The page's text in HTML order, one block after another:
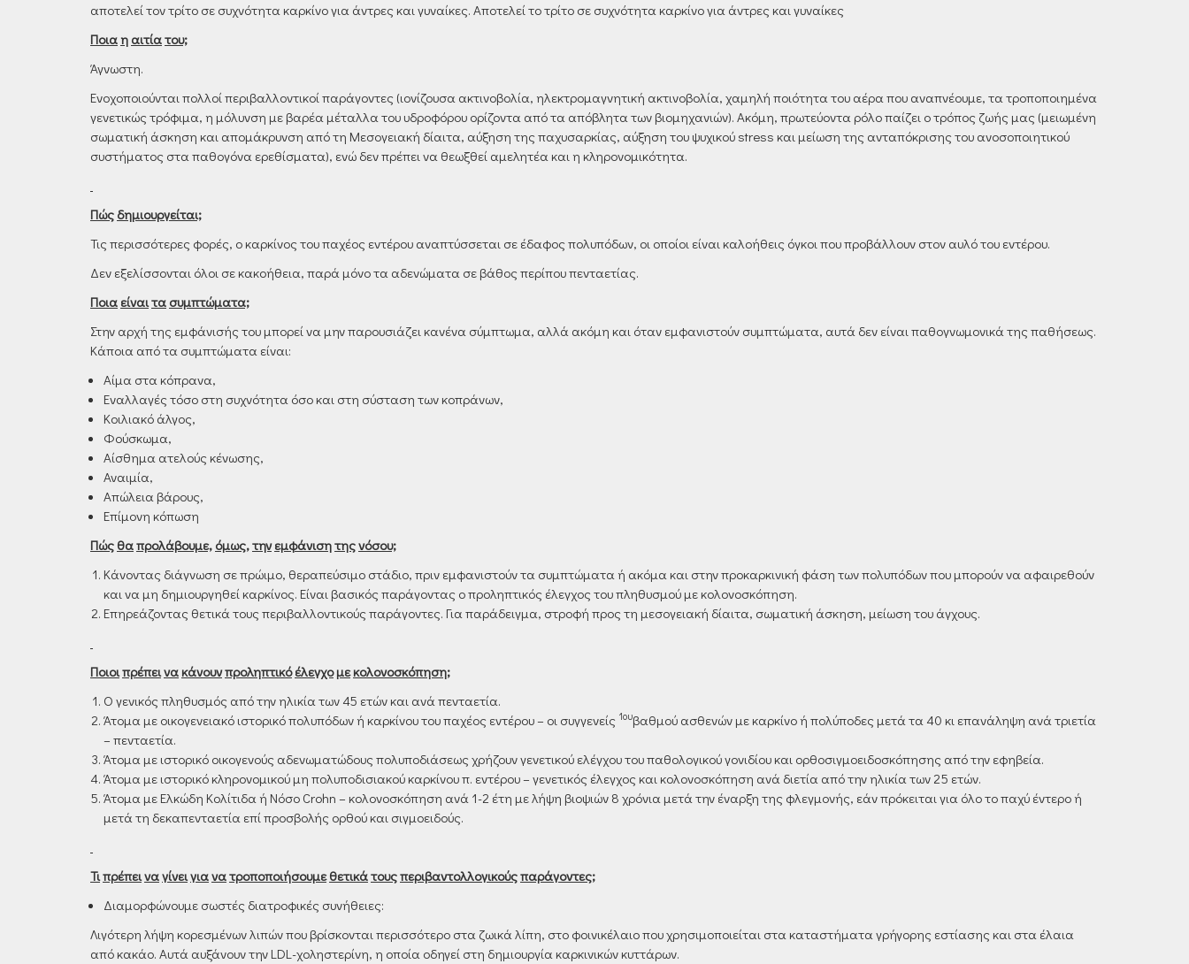
αποτελεί τον τρίτο σε συχνότητα καρκίνο για άντρες και γυναίκες. Αποτελεί το τρίτο σε συχνότητα καρκίνο για άντρες και γυναίκες
Ποιαη αιτίατου;
Άγνωστη.
Ενοχοποιούνται πολλοί περιβαλλοντικοί παράγοντες (ιονίζουσα ακτινοβολία, ηλεκτρομαγνητική ακτινοβολία, χαμηλή ποιότητα του αέρα που αναπνέουμε, τα τροποποιημένα
γενετικώς τρόφιμα, η μόλυνση με βαρέα μέταλλα του υδροφόρου ορίζοντα από τα απόβλητα των βιομηχανιών). Ακόμη, πρωτεύοντα ρόλο παίζει ο τρόπος ζωής μας (μειωμένη
σωματική άσκηση και απομάκρυνση από τη Μεσογειακή δίαιτα, αύξηση της παχυσαρκίας, αύξηση του ψυχικού stress και μείωση της ανταπόκρισης του ανοσοποιητικού
συστήματος στα παθογόνα ερεθίσματα), ενώ δεν πρέπει να θεωξθεί αμελητέα και η κληρονομικότητα.
Πώς δημιουργείται;
Τις περισσότερες φορές, ο καρκίνος του παχέος εντέρου αναπτύσσεται σε έδαφος πολυπόδων, οι οποίοι είναι καλοήθεις όγκοι που προβάλλουν στον αυλό του εντέρου.
Δεν εξελίσσονται όλοι σε κακοήθεια, παρά μόνο τα αδενώματα σε βάθος περίπου πενταετίας.
Ποια είναιτα συμπτώματα;
Στην αρχή της εμφάνισής του μπορεί να μην παρουσιάζει κανένα σύμπτωμα, αλλά ακόμη και όταν εμφανιστούν συμπτώματα, αυτά δεν είναι παθογνωμονικά της παθήσεως.
Κάποια από τα συμπτώματα είναι:
Αίμα στα κόπρανα,
Εναλλαγές τόσο στη συχνότητα όσο και στη σύσταση των κοπράνων,
Κοιλιακό άλγος,
Φούσκωμα,
Αίσθημα ατελούς κένωσης,
Αναιμία,
Απώλεια βάρους,
Επίμονη κόπωση
Πώς θαπρολάβουμε, όμως,την εμφάνισητηςνόσου;
Κάνοντας διάγνωση σε πρώιμο, θεραπεύσιμο στάδιο, πριν εμφανιστούν τα συμπτώματα ή ακόμα και στην προκαρκινική φάση των πολυπόδων που μπορούν να αφαιρεθούν
και να μη δημιουργηθεί καρκίνος. Είναι βασικός παράγοντας ο προληπτικός έλεγχος του πληθυσμού με κολονοσκόπηση.
Επηρεάζοντας θετικά τους περιβαλλοντικούς παράγοντες. Για παράδειγμα, στροφή προς τη μεσογειακή δίαιτα, σωματική άσκηση, μείωση του άγχους.
Ποιοιπρέπεινα κάνουνπροληπτικό έλεγχο με κολονοσκόπηση;
Ο γενικός πληθυσμός από την ηλικία των 45 ετών και ανά πενταετία.
Άτομα με οικογενειακό ιστορικό πολυπόδων ή καρκίνου του παχέος εντέρου – οι συγγενείς 1ουβαθμού ασθενών με καρκίνο ή πολύποδες μετά τα 40 κι επανάληψη ανά τριετία
– πενταετία.
Άτομα με ιστορικό οικογενούς αδενωματώδους πολυποδιάσεως χρήζουν γενετικού ελέγχου του παθολογικού γονιδίου και ορθοσιγμοειδοσκόπησης από την εφηβεία.
Άτομα με ιστορικό κληρονομικού μη πολυποδισιακού καρκίνου π. εντέρου – γενετικός έλεγχος και κολονοσκόπηση ανά διετία από την ηλικία των 25 ετών.
Άτομα με Ελκώδη Κολίτιδα ή Nόσο Crohn – κολονοσκόπηση ανά 1-2 έτη με λήψη βιοψιών 8 χρόνια μετά την έναρξη της φλεγμονής, εάν πρόκειται για όλο το παχύ έντερο ή
μετά τη δεκαπενταετία επί προσβολής ορθού και σιγμοειδούς.
Τιπρέπειναγίνειγιανατροποποιήσουμε θετικάτουςπεριβαντολλογικούςπαράγοντες;
Διαμορφώνουμε σωστές διατροφικές συνήθειες:
Λιγότερη λήψη κορεσμένων λιπών που βρίσκονται περισσότερο στα ζωικά λίπη, στο φοινικέλαιο που χρησιμοποιείται στα καταστήματα γρήγορης εστίασης και στα έλαια
από κακάο. Αυτά αυξάνουν την LDL-χοληστερίνη, η οποία οδηγεί στη δημιουργία καρκινικών κυττάρων.